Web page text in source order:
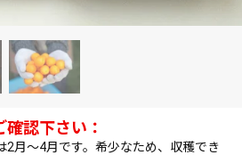
2月～4月です。希少なため、収穫でき